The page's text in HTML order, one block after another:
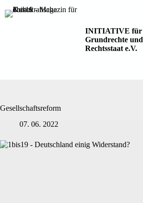
Inhalt
INITIATIVE für
Grundrechte und
Rechtsstaat e.V.
Gesellschaftsreform
07. 06. 2022